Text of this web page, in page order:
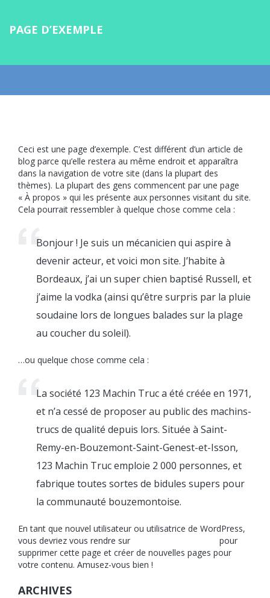
PAGE D’EXEMPLE
Ceci est une page d’exemple. C’est différent d’un article de
blog parce qu’elle restera au même endroit et apparaîtra
dans la navigation de votre site (dans la plupart des
thèmes). La plupart des gens commencent par une page
« À propos » qui les présente aux personnes visitant du site.
Cela pourrait ressembler à quelque chose comme cela :
Bonjour ! Je suis un mécanicien qui aspire à
devenir acteur, et voici mon site. J’habite à
Bordeaux, j’ai un super chien baptisé Russell, et
j’aime la vodka (ainsi qu’être surpris par la pluie
soudaine lors de longues balades sur la plage
au coucher du soleil).
…ou quelque chose comme cela :
La société 123 Machin Truc a été créée en 1971,
et n’a cessé de proposer au public des machins-
trucs de qualité depuis lors. Située à Saint-
Remy-en-Bouzemont-Saint-Genest-et-Isson,
123 Machin Truc emploie 2 000 personnes, et
fabrique toutes sortes de bidules supers pour
la communauté bouzemontoise.
En tant que nouvel utilisateur ou utilisatrice de WordPress,
vous devriez vous rendre sur
pour
supprimer cette page et créer de nouvelles pages pour
votre contenu. Amusez-vous bien !
ARCHIVES